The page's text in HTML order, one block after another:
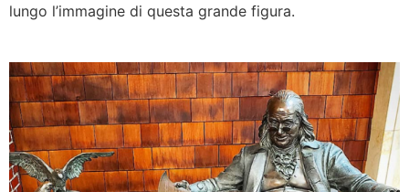
lungo l’immagine di questa grande figura.